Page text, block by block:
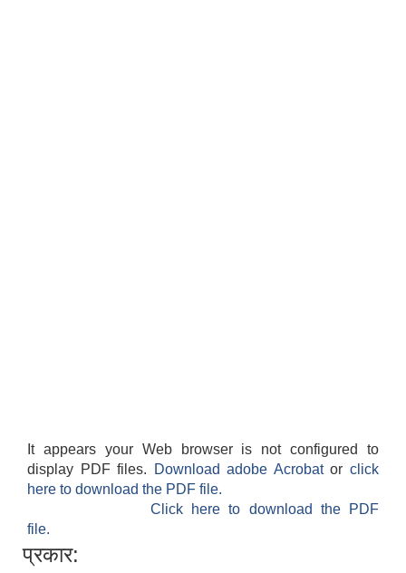
It appears your Web browser is not configured to
display PDF files.
Download adobe Acrobatorclick
here to download the PDF file.
Click here to download the PDF
file.
प्रकार: